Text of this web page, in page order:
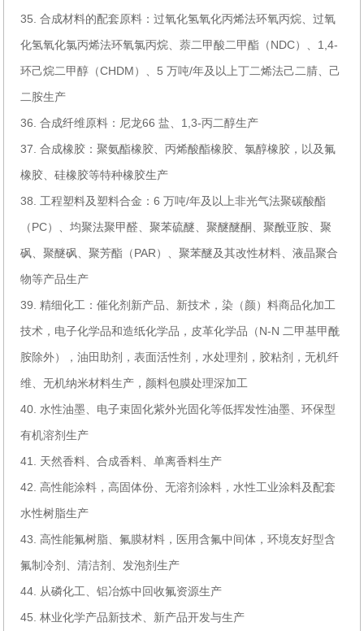
35. 合成材料的配套原料：过氧化氢氧化丙烯法环氧丙烷、过氧
化氢氧化氯丙烯法环氧氯丙烷、萘二甲酸二甲酯（NDC）、1,4-
环己烷二甲醇（CHDM）、5 万吨/年及以上丁二烯法己二腈、己
二胺生产
36. 合成纤维原料：尼龙66 盐、1,3-丙二醇生产
37. 合成橡胶：聚氨酯橡胶、丙烯酸酯橡胶、氯醇橡胶，以及氟
橡胶、硅橡胶等特种橡胶生产
38. 工程塑料及塑料合金：6 万吨/年及以上非光气法聚碳酸酯
（PC）、均聚法聚甲醛、聚苯硫醚、聚醚醚酮、聚酰亚胺、聚
砜、聚醚砜、聚芳酯（PAR）、聚苯醚及其改性材料、液晶聚合
物等产品生产
39. 精细化工：催化剂新产品、新技术，染（颜）料商品化加工
技术，电子化学品和造纸化学品，皮革化学品（N-N 二甲基甲酰
胺除外），油田助剂，表面活性剂，水处理剂，胶粘剂，无机纤
维、无机纳米材料生产，颜料包膜处理深加工
40. 水性油墨、电子束固化紫外光固化等低挥发性油墨、环保型
有机溶剂生产
41. 天然香料、合成香料、单离香料生产
42. 高性能涂料，高固体份、无溶剂涂料，水性工业涂料及配套
水性树脂生产
43. 高性能氟树脂、氟膜材料，医用含氟中间体，环境友好型含
氟制冷剂、清洁剂、发泡剂生产
44. 从磷化工、铝冶炼中回收氟资源生产
45. 林业化学产品新技术、新产品开发与生产